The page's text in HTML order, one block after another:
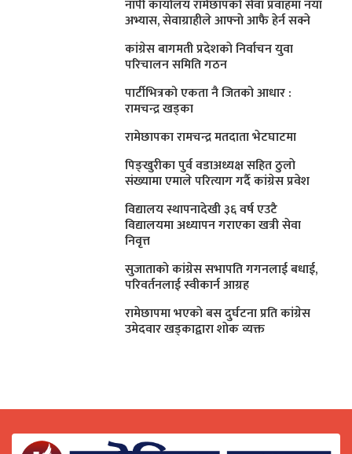
नापी कार्यालय रामेछापको सेवा प्रवाहमा नयाँ
अभ्यास, सेवाग्राहीले आफ्नाे आफै हेर्न सक्ने
कांग्रेस बागमती प्रदेशकाे निर्वाचन युवा
परिचालन समिति गठन
पार्टीभित्रको एकता नै जितको आधार :
रामचन्द्र खड्का
रामेछापका रामचन्द्र मतदाता भेटघाटमा
पिङ्खुरीका पुर्व वडाअध्यक्ष सहित ठुलाे
संख्यामा एमाले परित्याग गर्दै कांग्रेस प्रवेश
विद्यालय स्थापनादेखी ३६ वर्ष एउटै
विद्यालयमा अध्यापन गराएका खत्री सेवा
निवृत्त
सुजाताकाे कांग्रेस सभापति गगनलाई बधाई,
परिवर्तनलाई स्वीकार्न आग्रह
रामेछापमा भएकाे बस दुर्घटना प्रति कांग्रेस
उमेदवार खड्काद्वारा शाेक व्यक्त